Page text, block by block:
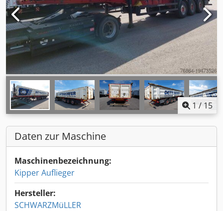
1 / 15
Daten zur Maschine
Maschinenbezeichnung:
Kipper Auflieger
Hersteller:
SCHWARZMüLLER